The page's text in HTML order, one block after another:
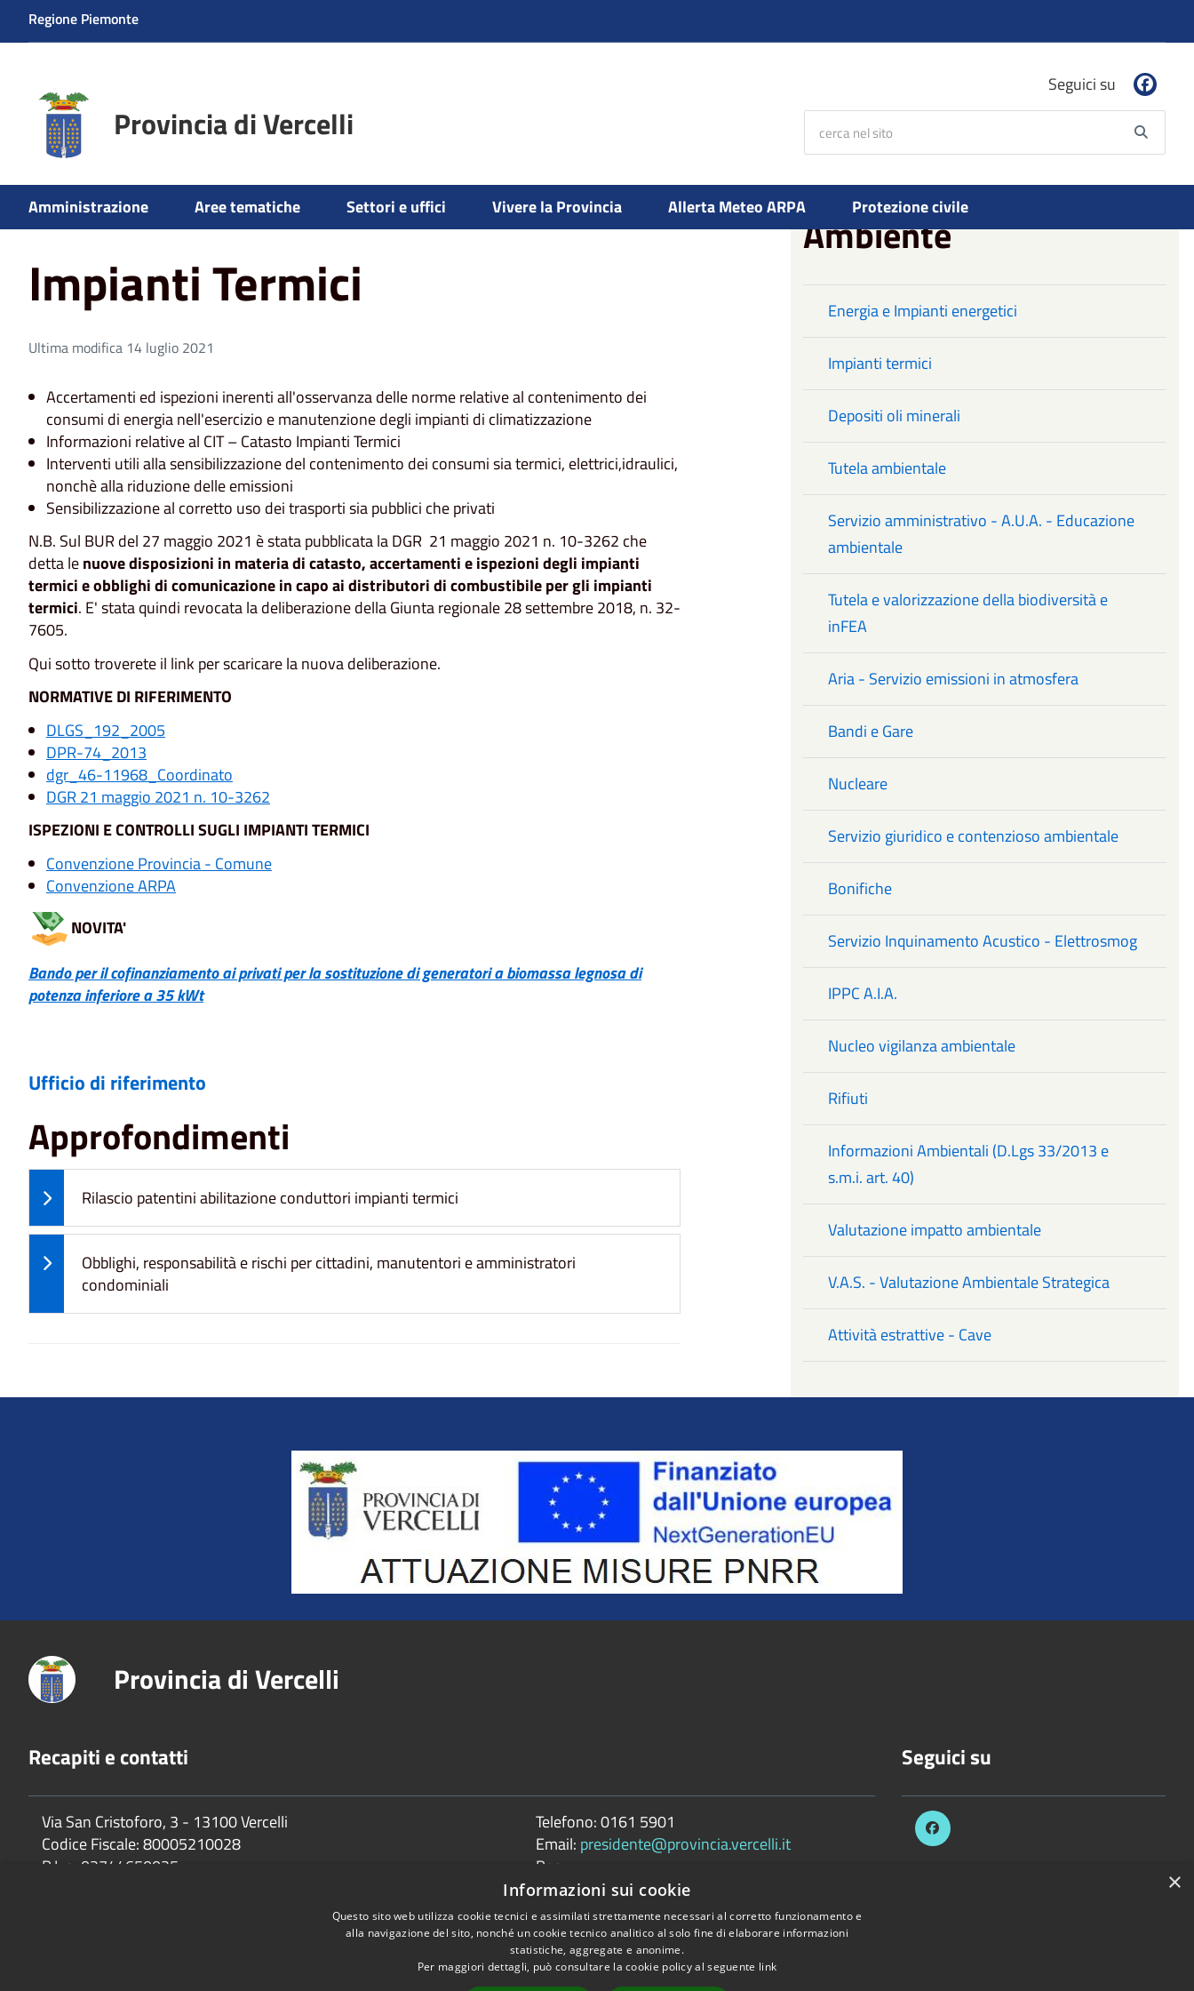
Regione Piemonte
Provincia di Vercelli
Seguici su
Amministrazione Aree tematiche Settori e uffici Vivere la Provincia Allerta Meteo ARPA Protezione civile
Home Aree tematiche Ambiente Impianti Termici
Impianti Termici
Ultima modifica 14 luglio 2021
Accertamenti ed ispezioni inerenti all'osservanza delle norme relative al contenimento dei
consumi di energia nell'esercizio e manutenzione degli impianti di climatizzazione
Informazioni relative al CIT – Catasto Impianti Termici
Interventi utili alla sensibilizzazione del contenimento dei consumi sia termici, elettrici,idraulici,
nonchè alla riduzione delle emissioni
Sensibilizzazione al corretto uso dei trasporti sia pubblici che privati
N.B. Sul BUR del 27 maggio 2021 è stata pubblicata la DGR 21 maggio 2021 n. 10-3262 che
detta lenuove disposizioni in materia di catasto, accertamenti e ispezioni degli impianti
termici e obblighi di comunicazione in capo ai distributori di combustibile per gli impianti
termici. E' stata quindi revocata la deliberazione della Giunta regionale 28 settembre 2018, n. 32-
7605.
Qui sotto troverete il link per scaricare la nuova deliberazione.
NORMATIVE DI RIFERIMENTO
DLGS_192_2005
DPR-74_2013
dgr_46-11968_Coordinato
DGR 21 maggio 2021 n. 10-3262
ISPEZIONI E CONTROLLI SUGLI IMPIANTI TERMICI
Convenzione Provincia - Comune
Convenzione ARPA
NOVITA'
Bando per il cofinanziamento ai privati per la sostituzione di generatori a biomassa legnosa di
potenza inferiore a 35 kWt
Ufficio di riferimento
Approfondimenti
Rilascio patentini abilitazione conduttori impianti termici
Obblighi, responsabilità e rischi per cittadini, manutentori e amministratori
condominiali
Ambiente
Energia e Impianti energetici
Impianti termici
Depositi oli minerali
Tutela ambientale
Servizio amministrativo - A.U.A. - Educazione
ambientale
Tutela e valorizzazione della biodiversità e
inFEA
Aria - Servizio emissioni in atmosfera
Bandi e Gare
Nucleare
Servizio giuridico e contenzioso ambientale
Bonifiche
Servizio Inquinamento Acustico - Elettrosmog
IPPC A.I.A.
Nucleo vigilanza ambientale
Rifiuti
Informazioni Ambientali (D.Lgs 33/2013 e
s.m.i. art. 40)
Valutazione impatto ambientale
V.A.S. - Valutazione Ambientale Strategica
Attività estrattive - Cave
Title
Provincia di Vercelli
Recapiti e contatti
Via San Cristoforo, 3 - 13100 Vercelli
Codice Fiscale:80005210028
P.Iva: 02744650025
Telefono:0161 5901
Email: presidente@provincia.vercelli.it
Pec:
presidenza.provincia@cert.provincia.vercelli.it
Seguici su
Copyright © 2026 • Provincia di Vercelli • Powered by
×
Informazioni sui cookie
Questo sito web utilizza cookie tecnici e assimilati strettamente necessari al corretto funzionamento e
alla navigazione del sito, nonché un cookie tecnico analitico al solo fine di elaborare informazioni
statistiche, aggregate e anonime.
Per maggiori dettagli, può consultare la cookie policy al seguente link